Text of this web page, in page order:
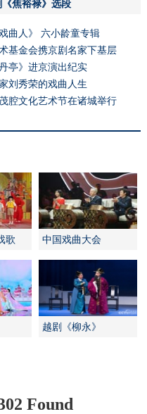
焦裕禄》选段
曲人》 六小龄童专辑
基金会携京剧名家下基层
亭》进京演出纪实
刘秀荣的戏曲人生
腔文化艺术节在诸城举行
歌 中国戏曲大会
越剧《柳永》
Found